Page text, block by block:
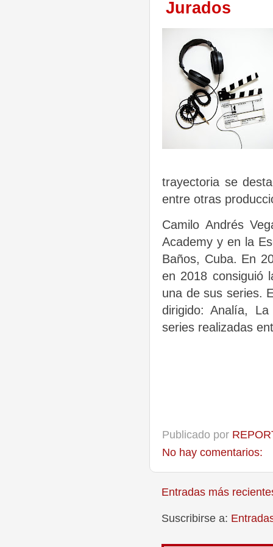
Jurados
trayectoria se
entre otras
Camilo Andrés
Academy y en la
Baños, Cuba. En
en 2018 consiguió
una de sus series.
dirigido: Analía,
series realizadas
Publicado por
No hay comentarios:
Entradas más
Suscribirse a: